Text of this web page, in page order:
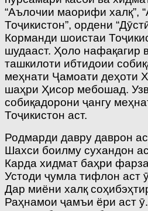
“Аълочии маорифи халқ”,
Тоҷикистон”, ордени
Корманди шоистаи
шудааст. Ҳоло нафақагир
ташкилоти ибтидоии
меҳнати Ҷамоати деҳоти
шаҳри Ҳисор мебошад.
собиқадорони ҷангу
Тоҷикистон аст.
Родмарди давру даврон
Шахси боилму сухандон
Карда хидмат баҳри
Устоди ҷумла тифлон аст
Дар миёни халқ
Раҳнамои ҷамъи ёри аст ӯ.